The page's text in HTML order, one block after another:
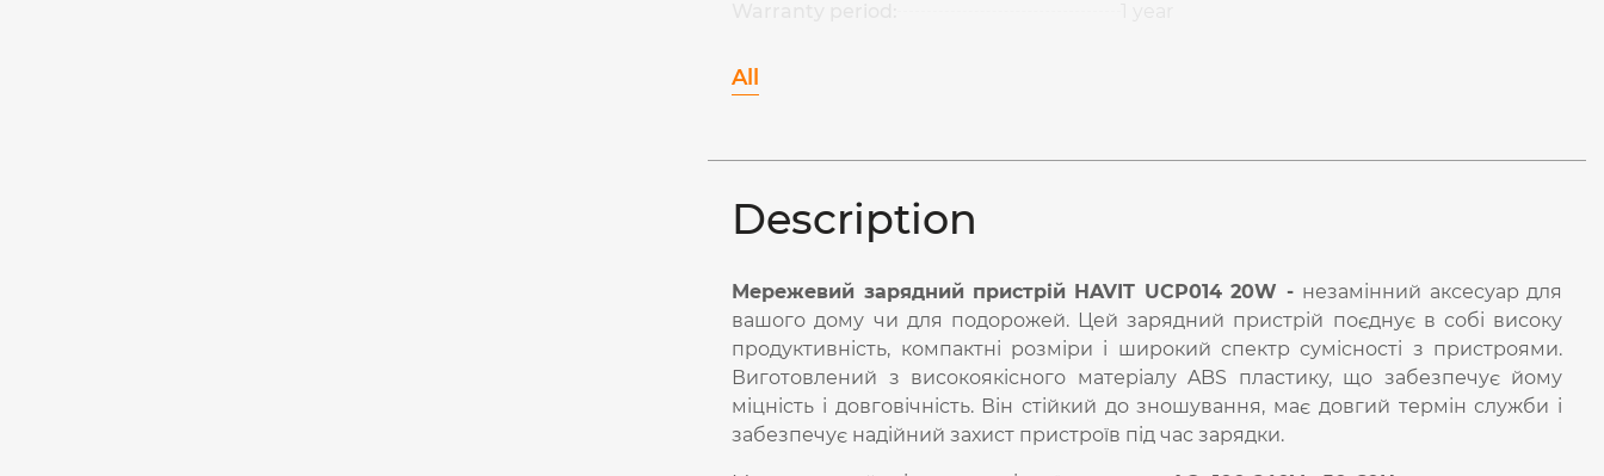
All
Description
Мережевий зарядний пристрій HAVIT UCP014 20W - незамінний аксесуар для
вашого дому чи для подорожей. Цей зарядний пристрій поєднує в собі високу
продуктивність, компактні розміри і широкий спектр сумісності з пристроями.
Виготовлений з високоякісного матеріалу ABS пластику, що забезпечує йому
міцність і довговічність. Він стійкий до зношування, має довгий термін служби і
забезпечує надійний захист пристроїв під час зарядки.